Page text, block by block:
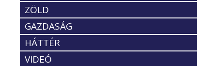
ZÖLD
GAZDASÁG
HÁTTÉR
VIDEÓ